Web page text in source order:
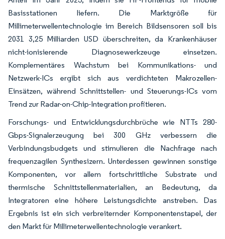
Basisstationen liefern. Die Marktgröße für
Millimeterwellentechnologie im Bereich Bildsensoren soll bis
2031 3,25 Milliarden USD überschreiten, da Krankenhäuser
nicht-ionisierende Diagnosewerkzeuge einsetzen.
Komplementäres Wachstum bei Kommunikations- und
Netzwerk-ICs ergibt sich aus verdichteten Makrozellen-
Einsätzen, während Schnittstellen- und Steuerungs-ICs vom
Trend zur Radar-on-Chip-Integration profitieren.
Forschungs- und Entwicklungsdurchbrüche wie NTTs 280-
Gbps-Signalerzeugung bei 300 GHz verbessern die
Verbindungsbudgets und stimulieren die Nachfrage nach
frequenzagilen Synthesizern. Unterdessen gewinnen sonstige
Komponenten, vor allem fortschrittliche Substrate und
thermische Schnittstellenmaterialien, an Bedeutung, da
Integratoren eine höhere Leistungsdichte anstreben. Das
Ergebnis ist ein sich verbreiternder Komponentenstapel, der
den Markt für Millimeterwellentechnologie verankert.